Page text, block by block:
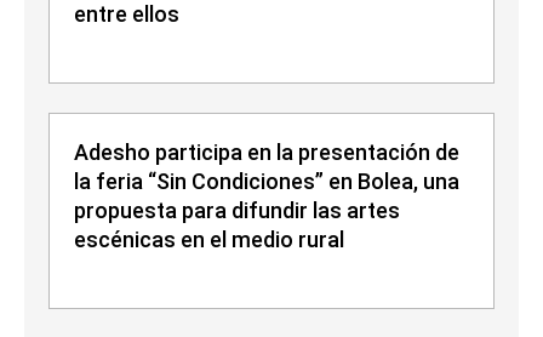
entre ellos
Adesho participa en la presentación de
la feria “Sin Condiciones” en Bolea, una
propuesta para difundir las artes
escénicas en el medio rural